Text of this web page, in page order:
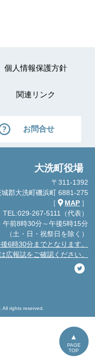
PAGE
TOP
個人情報保護方針
関連リンク
お問合せ
大洗町役場
〒311-1392
郡大洗町磯浜町 6881-275
［
MAP ］
TEL:029-267-5111（代表）
午前8時30分～午後5時15分
（土・日・祝祭日を除く）
6時30分までとなります。
報誌をご確認ください。
rights reserved.